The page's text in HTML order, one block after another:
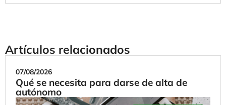
Artículos relacionados
07/08/2026
Qué se necesita para darse de alta de
autónomo